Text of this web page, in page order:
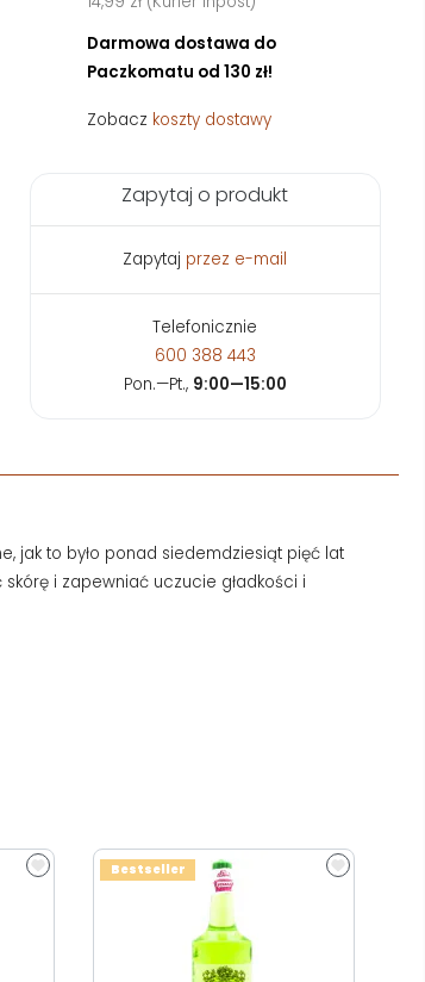
Darmowa dostawa do
Paczkomatu od 130 zł!
Zobacz koszty dostawy
Zapytaj o produkt
Zapytaj przez e-mail
Telefonicznie
600 388 443
Pon.—Pt., 9:00—15:00
jak to było ponad siedemdziesiąt pięć lat
i zapewniać uczucie gładkości i
Bestseller